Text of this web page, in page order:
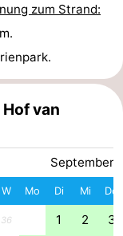
zum Strand:
van
September
W Mo Di Mi Do
36 1 2 3